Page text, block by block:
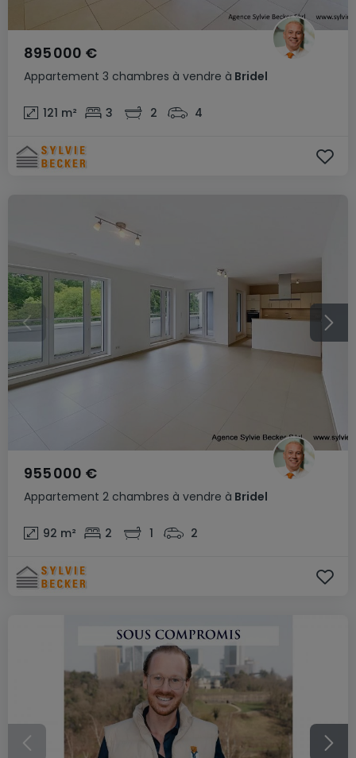
Appartement 3 chambres à vendre à Bridel
895 000 €
121 m² 3 2 4
Appartement 2 chambres à vendre à Bridel
955 000 €
92 m² 2 1 2